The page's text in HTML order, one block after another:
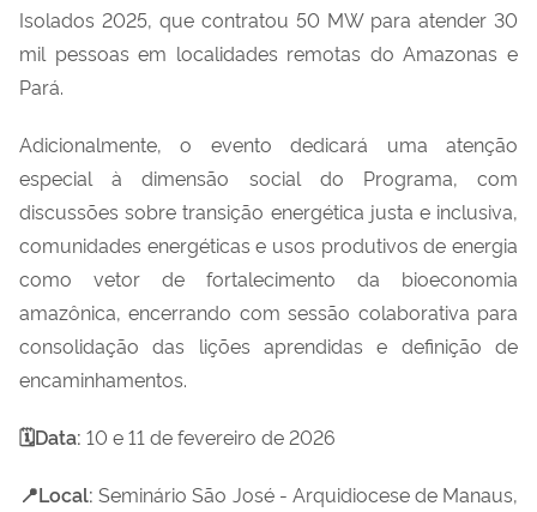
Isolados 2025, que contratou 50 MW para atender 30
mil pessoas em localidades remotas do Amazonas e
Pará.
Adicionalmente, o evento dedicará uma atenção
especial à dimensão social do Programa, com
discussões sobre transição energética justa e inclusiva,
comunidades energéticas e usos produtivos de energia
como vetor de fortalecimento da bioeconomia
amazônica, encerrando com sessão colaborativa para
consolidação das lições aprendidas e definição de
encaminhamentos.
🗓️Data: 10 e 11 de fevereiro de 2026
📍Local: Seminário São José - Arquidiocese de Manaus,